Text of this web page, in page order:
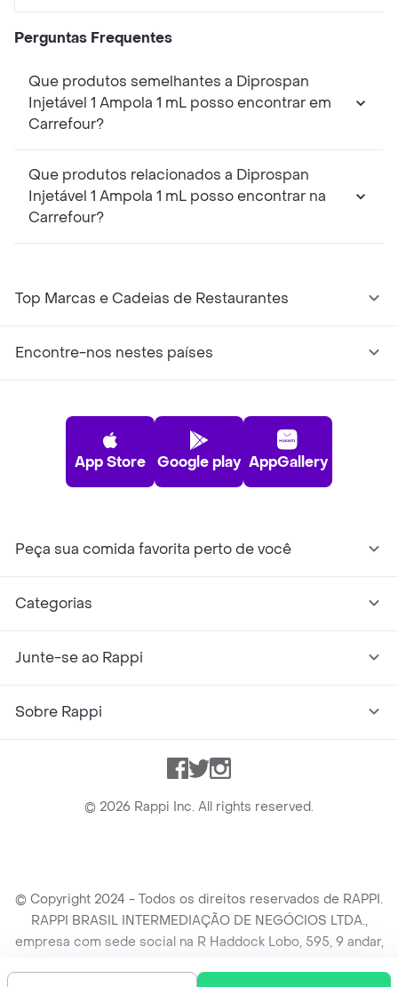
Perguntas Frequentes
Que produtos semelhantes a Diprospan
Injetável 1 Ampola 1 mL posso encontrar em
Carrefour?
Que produtos relacionados a Diprospan
Injetável 1 Ampola 1 mL posso encontrar na
Carrefour?
Top Marcas e Cadeias de Restaurantes
Encontre-nos nestes países
App Store Google play AppGallery
Peça sua comida favorita perto de você
Categorias
Junte-se ao Rappi
Sobre Rappi
Facebook
TwitterInstagram
© 2026 Rappi Inc. All rights reserved.
© Copyright 2024 - Todos os direitos reservados de RAPPI.
RAPPI BRASIL INTERMEDIAÇÃO DE NEGÓCIOS LTDA.,
empresa com sede social na R Haddock Lobo, 595, 9 andar,